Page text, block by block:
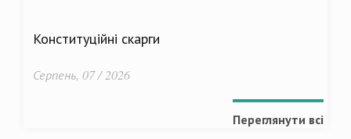
Конституційні скарги
Серпень, 07 / 2026
Переглянути всі